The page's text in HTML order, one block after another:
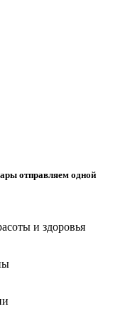
отправляем одной
и здоровья